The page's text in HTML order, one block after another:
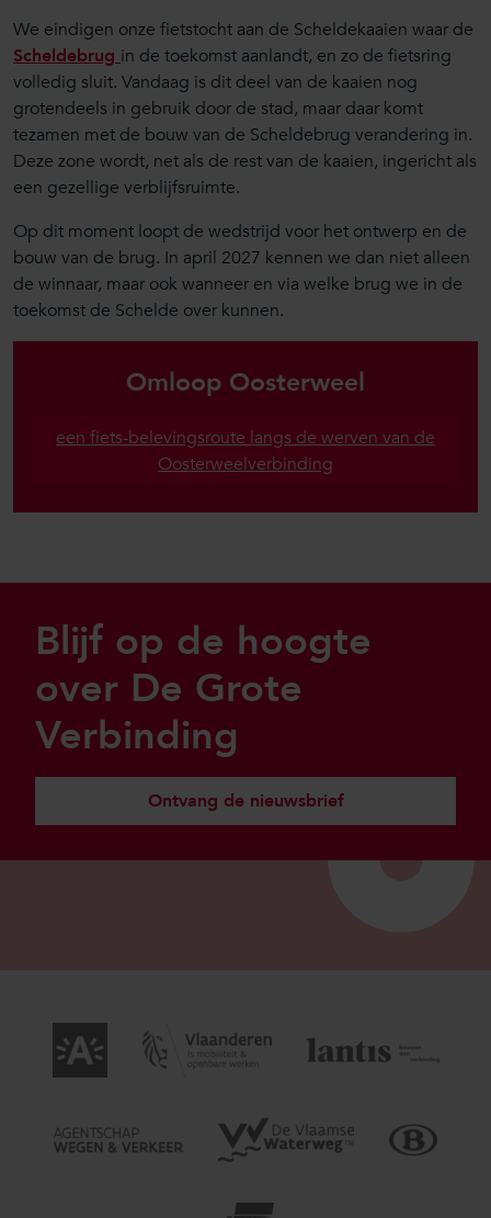
We eindigen onze fietstocht aan de Scheldekaaien waar de
Scheldebrug in de toekomst aanlandt, en zo de fietsring
volledig sluit. Vandaag is dit deel van de kaaien nog
grotendeels in gebruik door de stad, maar daar komt
tezamen met de bouw van de Scheldebrug verandering in.
Deze zone wordt, net als de rest van de kaaien, ingericht als
een gezellige verblijfsruimte.
Op dit moment loopt de wedstrijd voor het ontwerp en de
bouw van de brug. In april 2027 kennen we dan niet alleen
de winnaar, maar ook wanneer en via welke brug we in de
toekomst de Schelde over kunnen.
Omloop Oosterweel
een fiets-belevingsroute langs de werven van de
Oosterweelverbinding
Blijf op de hoogte
over De Grote
Verbinding
Ontvang de nieuwsbrief